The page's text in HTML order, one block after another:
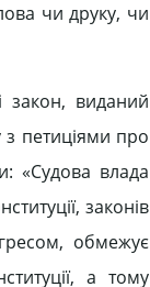
чи друку, чи
виданий
петиціями про
«Судова влада
законів
обмежує
а тому